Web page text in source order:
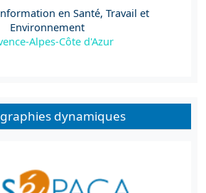
en Santé, Travail et
Environnement
Alpes-Côte d'Azur
dynamiques